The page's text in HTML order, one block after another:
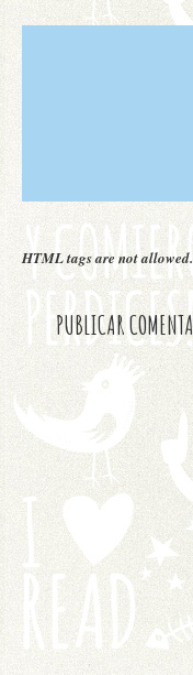
HTML tags are not allowed.